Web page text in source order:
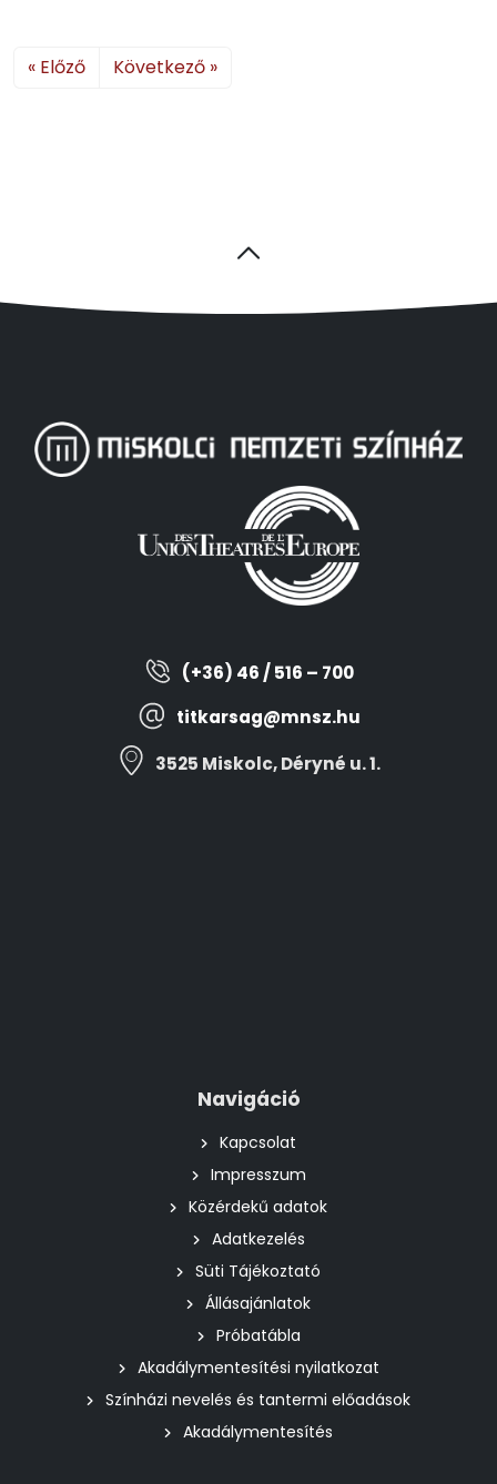
« Előző Következő »
(+36) 46 / 516 – 700
titkarsag@mnsz.hu
3525 Miskolc, Déryné u. 1.
Navigáció
Kapcsolat
Impresszum
Közérdekű adatok
Adatkezelés
Süti Tájékoztató
Állásajánlatok
Próbatábla
Akadálymentesítési nyilatkozat
Színházi nevelés és tantermi előadások
Akadálymentesítés